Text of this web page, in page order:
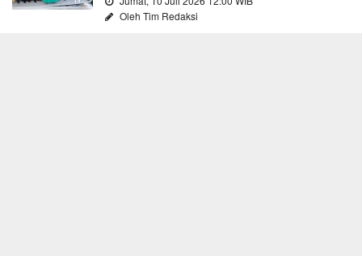
Oleh Tim Redaksi